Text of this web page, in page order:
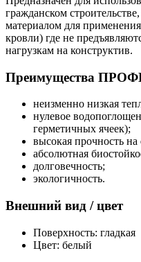
гражданском
материалом для
кровли) где не
нагрузкам на конструктив.
Преимущества
неизменно низкая
нулевое
герметичных ячеек);
высокая прочность
абсолютная
долговечность;
экологичность.
Внешний вид / цвет
Поверхность: гладкая
Цвет: белый